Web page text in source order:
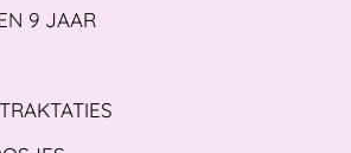
9 JAAR